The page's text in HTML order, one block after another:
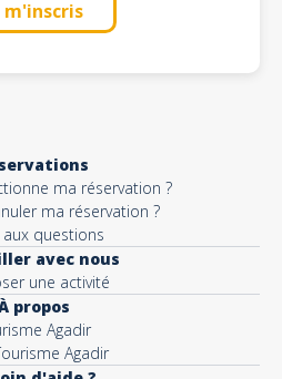
m'inscris
ma réservation ?
ma réservation ?
aux questions
avec nous
une activité
propos
Agadir
Agadir